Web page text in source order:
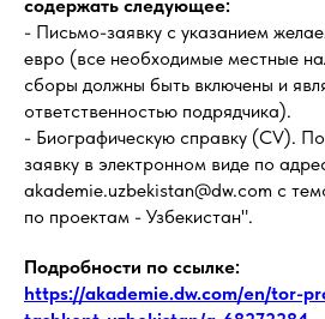
содержать следующее:
- Письмо-заявку с указанием
евро (все необходимые местные
сборы должны быть включены и
ответственностью подрядчика).
- Биографическую справку (CV).
заявку в электронном виде по
akademie.uzbekistan@dw.com с
по проектам - Узбекистан".
Подробности по ссылке:
https://akademie.dw.com/en/tor-